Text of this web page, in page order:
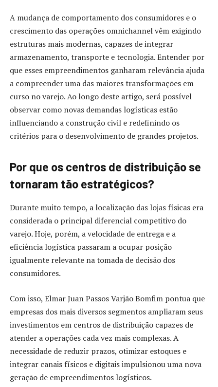
A mudança de comportamento dos consumidores e o
crescimento das operações omnichannel vêm exigindo
estruturas mais modernas, capazes de integrar
armazenamento, transporte e tecnologia. Entender por
que esses empreendimentos ganharam relevância ajuda
a compreender uma das maiores transformações em
curso no varejo. Ao longo deste artigo, será possível
observar como novas demandas logísticas estão
influenciando a construção civil e redefinindo os
critérios para o desenvolvimento de grandes projetos.
Por que os centros de distribuição se
tornaram tão estratégicos?
Durante muito tempo, a localização das lojas físicas era
considerada o principal diferencial competitivo do
varejo. Hoje, porém, a velocidade de entrega e a
eficiência logística passaram a ocupar posição
igualmente relevante na tomada de decisão dos
consumidores.
Com isso, Elmar Juan Passos Varjão Bomfim pontua que
empresas dos mais diversos segmentos ampliaram seus
investimentos em centros de distribuição capazes de
atender a operações cada vez mais complexas. A
necessidade de reduzir prazos, otimizar estoques e
integrar canais físicos e digitais impulsionou uma nova
geração de empreendimentos logísticos.